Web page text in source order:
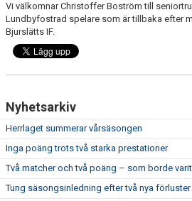
Vi välkomnar Christoffer Boström till
Lundbyfostrad spelare som är tillbaka efter
Bjurslätts IF.
Nyhetsarkiv
Herrlaget summerar vårsäsongen
Inga poäng trots två starka prestationer
Två matcher och två poäng – som borde
Tung säsongsinledning efter två nya förluster